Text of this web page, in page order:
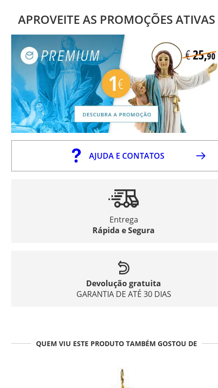
APROVEITE AS PROMOÇÕES ATIVAS
AJUDA E CONTATOS
Entrega
Rápida e Segura
Devolução gratuita
GARANTIA DE ATÉ 30 DIAS
QUEM VIU ESTE PRODUTO TAMBÉM GOSTOU DE